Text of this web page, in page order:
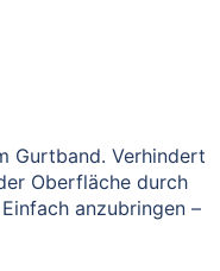
Gurtband. Verhindert
Oberfläche durch
anzubringen –